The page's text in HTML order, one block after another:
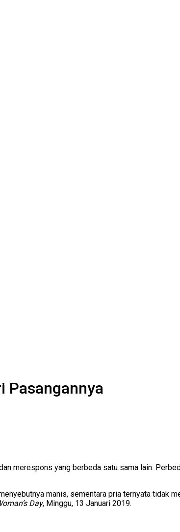
Pasangannya
merespons yang berbeda satu sama lain.
manis, sementara pria ternyata tidak
Day, Minggu, 13 Januari 2019.